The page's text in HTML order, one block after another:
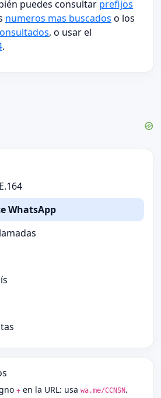
puedes consultar prefijos
numeros mas buscados o los
, o usar el
.
WhatsApp
+ en la URL: usa wa.me/CCNSN.